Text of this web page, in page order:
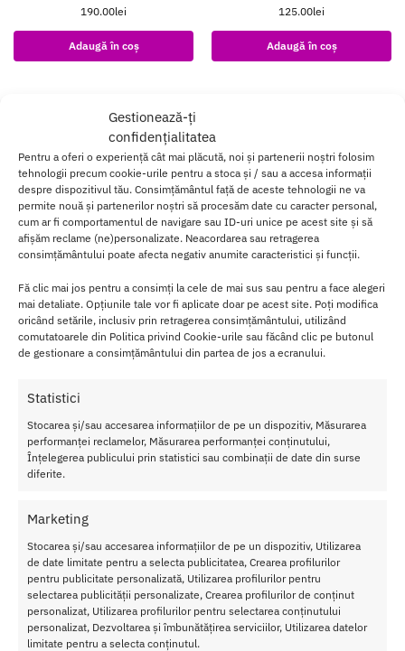
Gestionează-ți
confidențialitatea
Pentru a oferi o experiență cât mai plăcută, noi și partenerii noștri folosim
tehnologii precum cookie-urile pentru a stoca și / sau a accesa informații
despre dispozitivul tău. Consimțământul față de aceste tehnologii ne va
permite nouă și partenerilor noștri să procesăm date cu caracter personal,
cum ar fi comportamentul de navigare sau ID-uri unice pe acest site și să
afișăm reclame (ne)personalizate. Neacordarea sau retragerea
consimțământului poate afecta negativ anumite caracteristici și funcții.
Fă clic mai jos pentru a consimți la cele de mai sus sau pentru a face alegeri
mai detaliate. Opțiunile tale vor fi aplicate doar pe acest site. Poți modifica
oricând setările, inclusiv prin retragerea consimțământului, utilizând
comutatoarele din Politica privind Cookie-urile sau făcând clic pe butonul
de gestionare a consimțământului din partea de jos a ecranului.
Statistici
Stocarea și/sau accesarea informațiilor de pe un dispozitiv, Măsurarea
performanței reclamelor, Măsurarea performanței conținutului,
Înțelegerea publicului prin statistici sau combinații de date din surse
diferite.
Marketing
Stocarea și/sau accesarea informațiilor de pe un dispozitiv, Utilizarea
de date limitate pentru a selecta publicitatea, Crearea profilurilor
pentru publicitate personalizată, Utilizarea profilurilor pentru
selectarea publicității personalizate, Crearea profilurilor de conținut
personalizat, Utilizarea profilurilor pentru selectarea conținutului
personalizat, Dezvoltarea și îmbunătățirea serviciilor, Utilizarea datelor
limitate pentru a selecta conținutul.
190.00lei
Adaugă în coș
125.00lei
Adaugă în coș
Capsule Fertilitate XXL
Powering Fertile Boost For Man
– 60 buc
Capsule Potenta XXL Powering
Vital Charge for Men – 60 buc